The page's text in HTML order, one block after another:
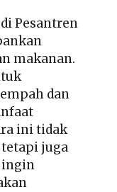
Pesantren
makanan.
dan
ini tidak
juga
ingin